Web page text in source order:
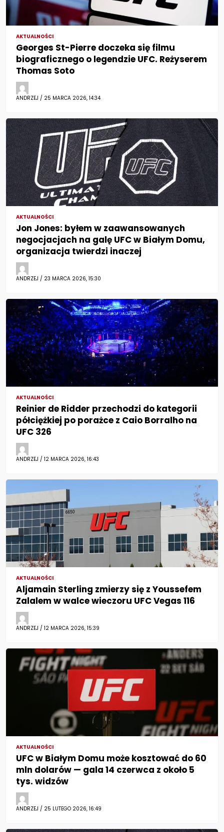
AKTUALNOŚCI
Georges St-Pierre doczeka się filmu
biograficznego o legendzie UFC. Reżyserem
Thomas Soto
ANDRZEJ / 25 MARCA 2026, 14:34
AKTUALNOŚCI
Jon Jones: byłem w zaawansowanych
negocjacjach na galę UFC w Białym Domu,
organizacja twierdzi inaczej
ANDRZEJ / 23 MARCA 2026, 15:30
AKTUALNOŚCI
Reinier de Ridder przechodzi do kategorii
półciężkiej po porażce z Caio Borralho na
UFC 326
ANDRZEJ / 12 MARCA 2026, 16:43
AKTUALNOŚCI
Aljamain Sterling zmierzy się z Youssefem
Zalalem w walce wieczoru UFC Vegas 116
ANDRZEJ / 12 MARCA 2026, 15:39
AKTUALNOŚCI
UFC w Białym Domu może kosztować do 60
mln dolarów — gala 14 czerwca z około 5
tys. widzów
ANDRZEJ / 25 LUTEGO 2026, 16:49